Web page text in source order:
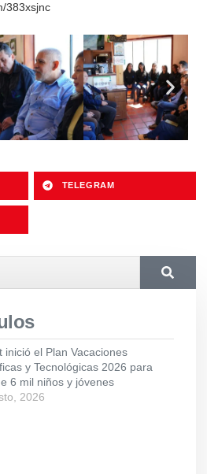
383xsjnc
TELEGRAM
inició el Plan Vacaciones
y Tecnológicas 2026 para
6 mil niños y jóvenes
2026